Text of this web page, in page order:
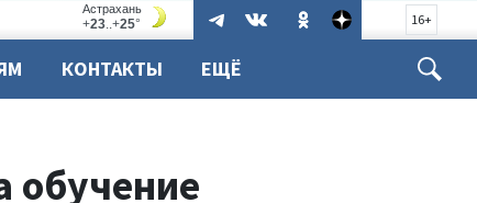
16+
КОНТАКТЫ ЕЩЁ
обучение